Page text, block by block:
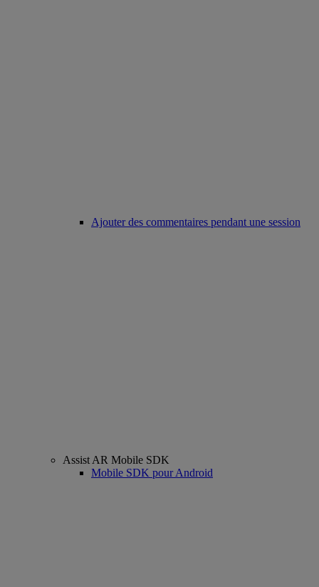
Ajouter des commentaires pendant une session
Assist AR Mobile SDK
Mobile SDK pour Android